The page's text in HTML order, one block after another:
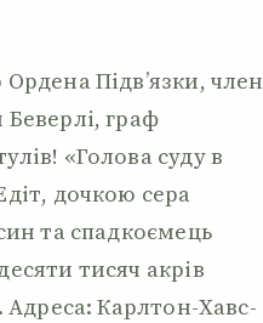
Підв’язки, член
граф
«Голова суду в
дочкою сера
та спадкоємець
тисяч акрів
Адреса: Карлтон-Хавс-